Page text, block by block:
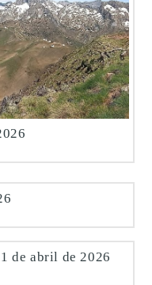
de abril de 2026